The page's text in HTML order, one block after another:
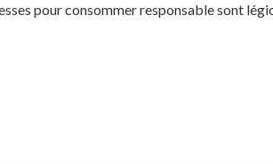
pour consommer responsable sont